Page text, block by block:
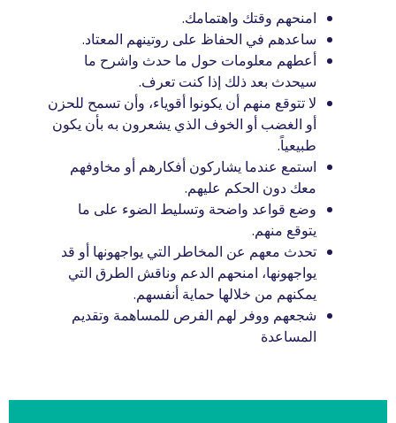
امنحهم وقتك واهتمامك.
ساعدهم في الحفاظ على روتينهم المعتاد.
أعطهم معلومات حول ما حدث واشرح ما
سيحدث بعد ذلك إذا كنت تعرف.
لا تتوقع منهم أن يكونوا أقوياء، وأن تسمح للحزن
أو الغضب أو الخوف الذي يشعرون به بأن يكون
طبيعياً.
استمع عندما يشاركون أفكارهم أو مخاوفهم
معك دون الحكم عليهم.
وضع قواعد واضحة وتسليط الضوء على ما
يتوقع منهم.
تحدث معهم عن المخاطر التي يواجهونها أو قد
يواجهونها، امنحهم الدعم وناقش الطرق التي
يمكنهم من خلالها حماية أنفسهم.
شجعهم ووفر لهم الفرص للمساهمة وتقديم
المساعدة